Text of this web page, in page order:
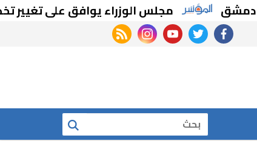
مجلس الوزراء يوافق على تغيير تخصيص
facebook
twitter
youtube
instagram
rss feed
بحث